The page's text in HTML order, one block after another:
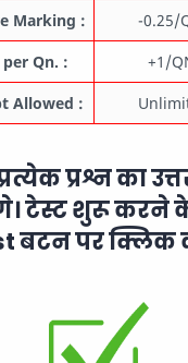
Marking :
-0.25/
Qn. :
+1/
Allowed :
प्रश्न का
टेस्ट शुरू करने
बटन पर क्लिक